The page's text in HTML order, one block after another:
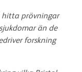
prövningar
än de
forskning